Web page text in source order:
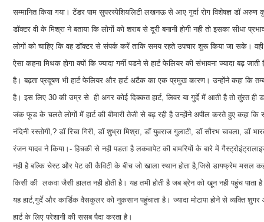
सम्मानित किया गया। टेंडर पाम सुपरस्पेशियलिटी लखनऊ से आए गुर्दा रोग विशेषज्ञ डॉ अरुण
डॉक्टर वी के मिश्रा ने बताया कि लोगों को शराब से दूरी बनानी होगी नही तो इसका सीधा
लोगों को चाहिए कि वह डॉक्टर से संपर्क करें ताकि समय रहते उपचार शुरू किया जा सके। वही
ऐसा कहना मिथक होगा क्यों कि ज्यादा गर्मी पडने से हार्ट फेलियर की संभावना ज्यादा बढ़
है। बढ़ता प्रदूषण भी हार्ट फेलियर और हार्ट अटैक का एक प्रमुख कारण। उन्होंने कहा कि
है। इस लिए 30 की उम्र से ही अगर कोई दिक्कत हार्ट, लिवर या गुर्दे में आती है तो तुंरत ही
जंक फूड के चलते लोगों में हार्ट की बीमारी तेजी से बढ़ रही है उन्होंने अपील करते हुए कहा
नंदिनी रस्तोगी,? डॉ रिचा गिरी, डॉ शुभ्रा मिश्रा, डॉ युवराज गुलाटी, डॉ सौरभ चावला,
रंजन यादव ने किया।- हिचकी से नही पडता है लकवापेट की बामरियों के बारे में
नही है बल्कि चेस्ट और पेट की कैविटी के बीच जो खाला स्थान होता है,जिसे डायफ्रेम
किसी की लकवा जैसी हालत नही होती है। यह तभी होती है जब ब्रेन को खून नही पहुंच पाता
यह हार्ट,गुर्दे और कार्डिक वैसकुलर को नुकसान पहुंचाता है। ज्यादा मोटापा होने से व्यक्ति
हार्ट के लिए परेशानी की ससब पैदा करता है।